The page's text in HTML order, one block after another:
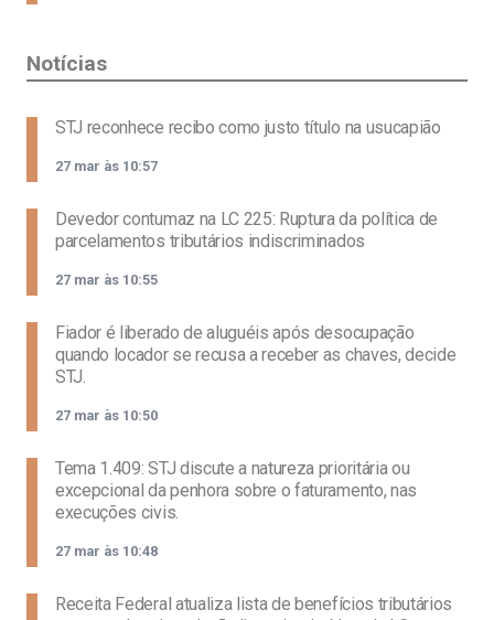
Notícias
STJ reconhece recibo como justo título na usucapião
27 mar às 10:57
Devedor contumaz na LC 225: Ruptura da política de
parcelamentos tributários indiscriminados
27 mar às 10:55
Fiador é liberado de aluguéis após desocupação
quando locador se recusa a receber as chaves, decide
STJ.
27 mar às 10:50
Tema 1.409: STJ discute a natureza prioritária ou
excepcional da penhora sobre o faturamento, nas
execuções civis.
27 mar às 10:48
Receita Federal atualiza lista de benefícios tributários